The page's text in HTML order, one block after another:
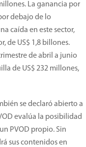
La ganancia por
debajo de lo
caída en este sector,
de US$ 1,8 billones.
de abril a junio
de US$ 232 millones,
se declaró abierto a
evalúa la posibilidad
PVOD propio. Sin
sus contenidos en